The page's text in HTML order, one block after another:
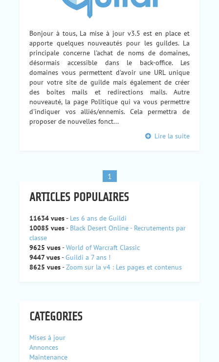
Bonjour à tous, La mise à jour v3.5 est en place et
apporte quelques nouveautés pour les guildes. La
principale concerne l'achat de noms de domaines,
désormais accessible dans le back-office. Les
domaines vous permettent d'avoir une URL unique
pour votre site de guilde mais également de créer
des boites mails et redirections mails. Autre
nouveauté, la page Politique qui va vous permettre
d'indiquer vos alliés/ennemis. Cela permettra de
proposer de nouvelles fonct...
Lire la suite
1
ARTICLES POPULAIRES
11634 vues- Les 6 ans de Guildi
10085 vues- Black Desert Online - Recrutements par
classe
9625 vues-World of Warcraft Classic
9447 vues-Guildi a 7 ans !
8625 vues-Zoom sur la v4 : Les pages et contenus
CATÉGORIES
Mises à jour
Annonces
Maintenance